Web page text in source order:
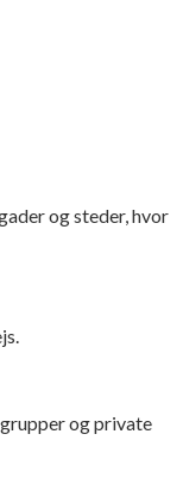
og steder, hvor
og private